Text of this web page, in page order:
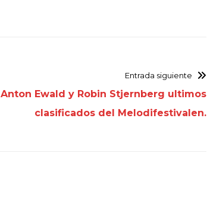
Entrada siguiente
Anton Ewald y Robin Stjernberg ultimos
clasificados del Melodifestivalen.